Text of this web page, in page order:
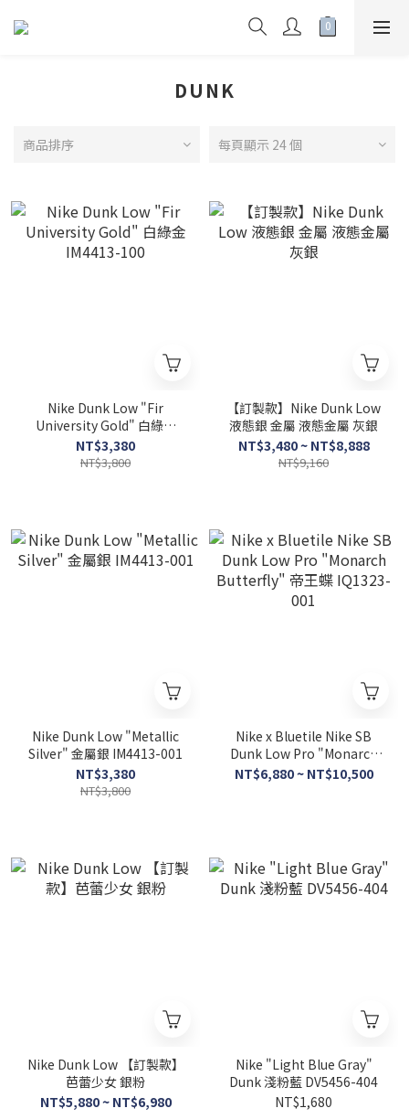
DUNK
商品排序 每頁顯示 24 個
Nike Dunk Low "Fir
University Gold" 白綠金
IM4413-100
NT$3,380
NT$3,800
【訂製款】Nike Dunk Low
液態銀 金屬 液態金屬 灰銀
NT$3,480 ~ NT$8,888
NT$9,160
Nike Dunk Low "Metallic
Silver" 金屬銀 IM4413-001
NT$3,380
NT$3,800
Nike x Bluetile Nike SB
Dunk Low Pro "Monarch
Butterfly" 帝王蝶 IQ1323-
NT$6,880 ~ NT$10,500
Nike Dunk Low 【訂製款】
芭蕾少女 銀粉
NT$5,880 ~ NT$6,980
Nike "Light Blue Gray"
Dunk 淺粉藍 DV5456-404
NT$1,680